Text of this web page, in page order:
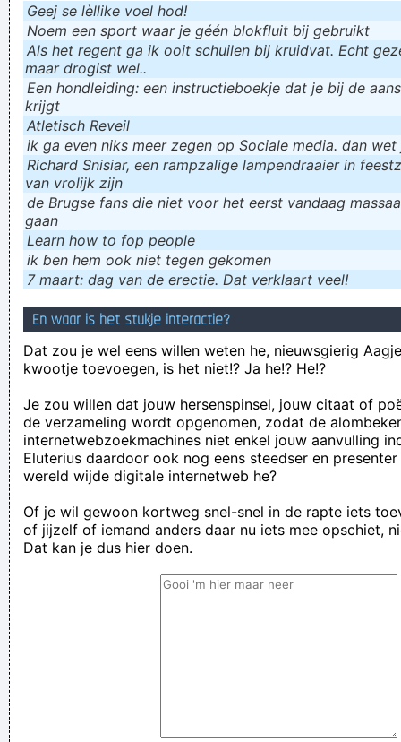
Geej se lèllike voel hod!
Noem een sport waar je géén blokfluit bij gebruikt
Als het regent ga ik ooit schuilen bij kruidvat. Echt
maar drogist wel..
Een hondleiding: een instructieboekje dat je bij de
krijgt
Atletisch Reveil
ik ga even niks meer zegen op Sociale media. dan
Richard Snisiar, een rampzalige lampendraaier in
van vrolijk zijn
de Brugse fans die niet voor het eerst vandaag
gaan
Learn how to fop people
ik ɓen hem ook niet tegen gekomen
7 maart: dag van de erectie. Dat verklaart veel!
En waar is het stukje interactie?
Dat zou je wel eens willen weten he, nieuwsgierig
kwootje toevoegen, is het niet!? Ja he!? He!?
Je zou willen dat jouw hersenspinsel, jouw citaat of
de verzameling wordt opgenomen, zodat de
internetwebzoekmachines niet enkel jouw aanvulling
Eluterius daardoor ook nog eens steedser en
wereld wijde digitale internetweb he?
Of je wil gewoon kortweg snel-snel in de rapte iets
of jijzelf of iemand anders daar nu iets mee opschiet,
Dat kan je dus hier doen.